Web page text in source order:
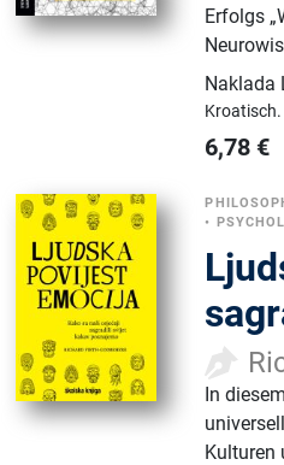
Erfolgs
Naklada
Kroatisch.
6,78 €
•
In
Kulturen